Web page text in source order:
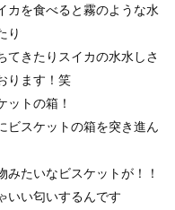
カを食べると霧のような水
り
てきたりスイカの水水しさ
ります！笑
ットの箱！
ビスケットの箱を突き進ん
みたいなビスケットが！！
いい匂いするんです